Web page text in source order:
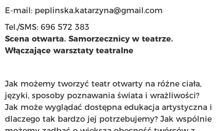
E-mail: peplinska.katarzyna@gmail.com
Tel./SMS: 696 572 383
Scena otwarta. Samorzecznicy w teatrze.
Włączające warsztaty teatralne
Jak możemy tworzyć teatr otwarty na różne ciała,
języki, sposoby poznawania świata i wrażliwości?
Jak może wyglądać dostępna edukacja artystyczna i
dlaczego tak bardzo jej potrzebujemy? Jak wspólnie